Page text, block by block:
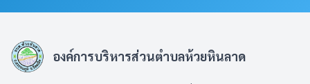
องค์การบริหารส่วนตำบลห้วยหินลาด